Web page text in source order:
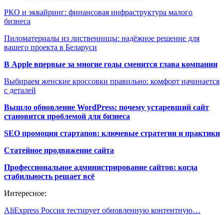
РКО и эквайринг: финансовая инфраструктура малого
бизнеса
Пиломатериалы из лиственницы: надёжное решение для
вашего проекта в Беларуси
В Apple впервые за многие годы сменится глава компании
Выбираем женские кроссовки правильно: комфорт начинается
с деталей
Вышло обновление WordPress: почему устаревший сайт
становится проблемой для бизнеса
SEO промоция стартапов: ключевые стратегии и практики
Статейное продвижение сайта
Профессиональное администрирование сайтов: когда
стабильность решает всё
Интересное:
AliExpress Россия тестирует обновленную контентную…